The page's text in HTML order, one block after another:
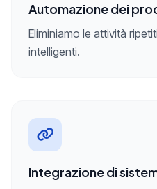
Automazione dei
Eliminiamo le attività
intelligenti.
Integrazione di